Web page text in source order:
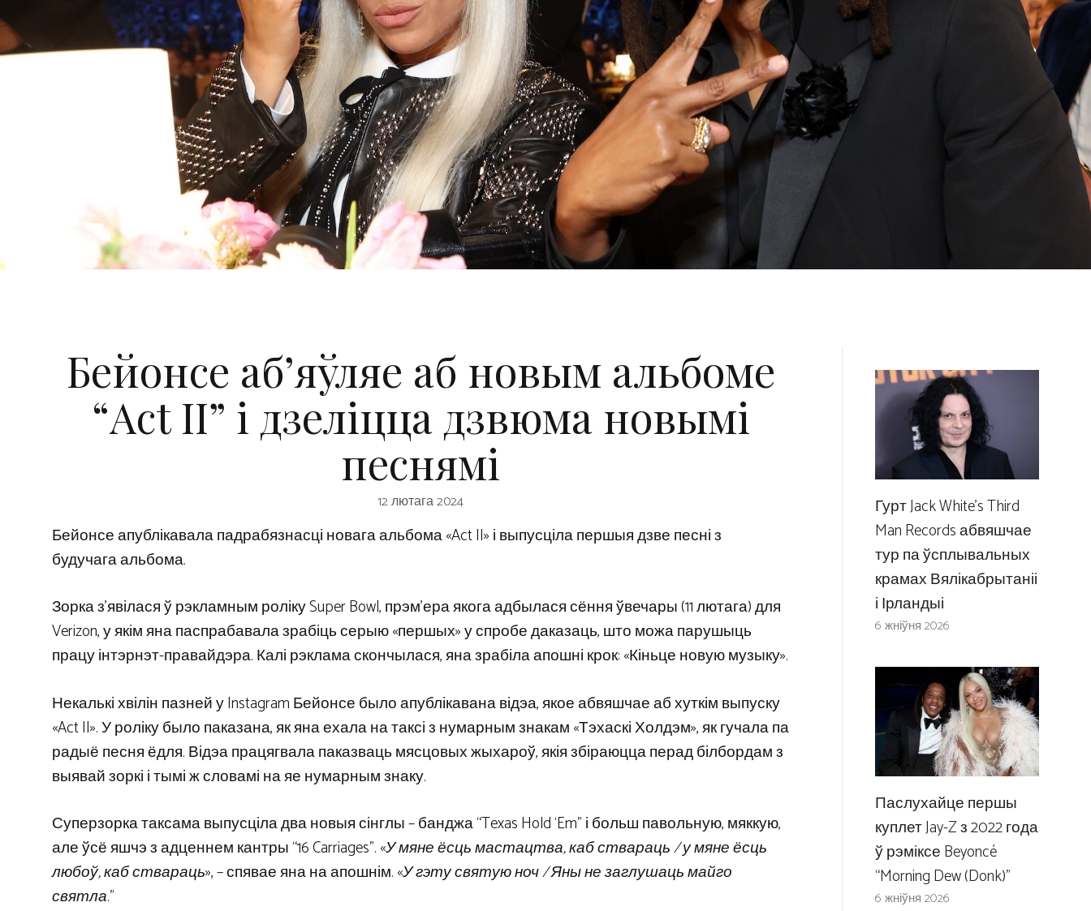
Бейонсе аб’яўляе аб новым альбоме
“Act II” і дзеліцца дзвюма новымі
песнямі
12 лютага 2024
Бейонсе апублікавала падрабязнасці новага альбома «Act II» і выпусціла першыя дзве песні з
будучага альбома.
Зорка з’явілася ў рэкламным роліку Super Bowl, прэм’ера якога адбылася сёння ўвечары (11 лютага) для
Verizon, у якім яна паспрабавала зрабіць серыю «першых» у спробе даказаць, што можа парушыць
працу інтэрнэт-правайдэра. Калі рэклама скончылася, яна зрабіла апошні крок: «Кіньце новую музыку».
Некалькі хвілін пазней у Instagram Бейонсе было апублікавана відэа, якое абвяшчае аб хуткім выпуску
«Act II». У роліку было паказана, як яна ехала на таксі з нумарным знакам «Тэхаскі Холдэм», як гучала па
радыё песня ёдля. Відэа працягвала паказваць мясцовых жыхароў, якія збіраюцца перад білбордам з
выявай зоркі і тымі ж словамі на яе нумарным знаку.
Суперзорка таксама выпусціла два новыя сінглы – банджа “Texas Hold ‘Em” і больш павольную, мяккую,
але ўсё яшчэ з адценнем кантры “16 Carriages”. «У мяне ёсць мастацтва, каб ствараць / у мяне ёсць
любоў, каб ствараць», – спявае яна на апошнім. «У гэту святую ноч / Яны не заглушаць майго
святла.”
Гурт Jack White’s Third
Man Records абвяшчае
тур па ўсплывальных
крамах Вялікабрытаніі
і Ірландыі
6 жніўня 2026
Паслухайце першы
куплет Jay-Z з 2022 года
ў рэміксе Beyoncé
“Morning Dew (Donk)”
6 жніўня 2026